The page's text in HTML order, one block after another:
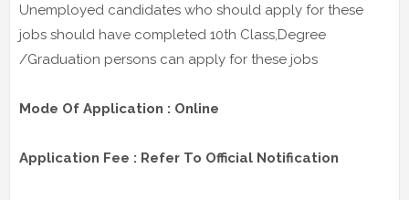
Unemployed candidates who should apply for these
jobs should have completed 10th Class,Degree
/Graduation persons can apply for these jobs
Mode Of Application : Online
Application Fee : Refer To Official Notification